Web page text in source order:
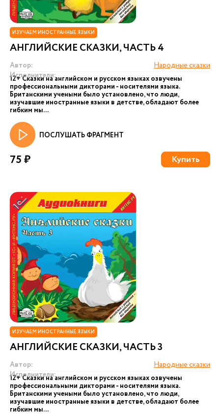
ИЗУЧАЕМ ИНОСТРАННЫЕ ЯЗЫКИ
АНГЛИЙСКИЕ СКАЗКИ, ЧАСТЬ 4
Автор:
Народные сказки
Исполнители:
12+ Сказки на английском и русском языках озвучены
профессиональными дикторами - носителями языка.
Британскими учеными было установлено, что люди,
изучавшие иностранные языки в детстве, обладают более
гибким мы...
ПОСЛУШАТЬ ФРАГМЕНТ
75 ₽ Купить
ИЗУЧАЕМ ИНОСТРАННЫЕ ЯЗЫКИ
АНГЛИЙСКИЕ СКАЗКИ, ЧАСТЬ 3
Автор:
Народные сказки
Исполнители:
12+ Сказки на английском и русском языках озвучены
профессиональными дикторами - носителями языка.
Британскими учеными было установлено, что люди,
изучавшие иностранные языки в детстве, обладают более
гибким мы...